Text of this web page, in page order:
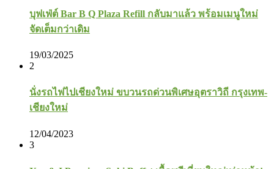
บุฟเฟ่ต์ Bar B Q Plaza Refill กลับมาแล้ว พร้อมเมนูใหม่
จัดเต็มกว่าเดิม
19/03/2025
2
นั่งรถไฟไปเชียงใหม่ ขบวนรถด่วนพิเศษอุตราวิถี กรุงเทพ-
เชียงใหม่
12/04/2023
3